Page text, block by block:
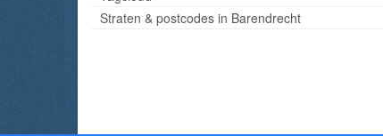
Straten & postcodes in Barendrecht